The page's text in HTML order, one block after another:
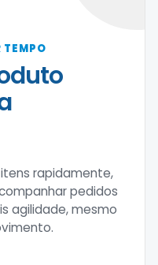
TEMPO
rapidamente,
pedidos
agilidade, mesmo